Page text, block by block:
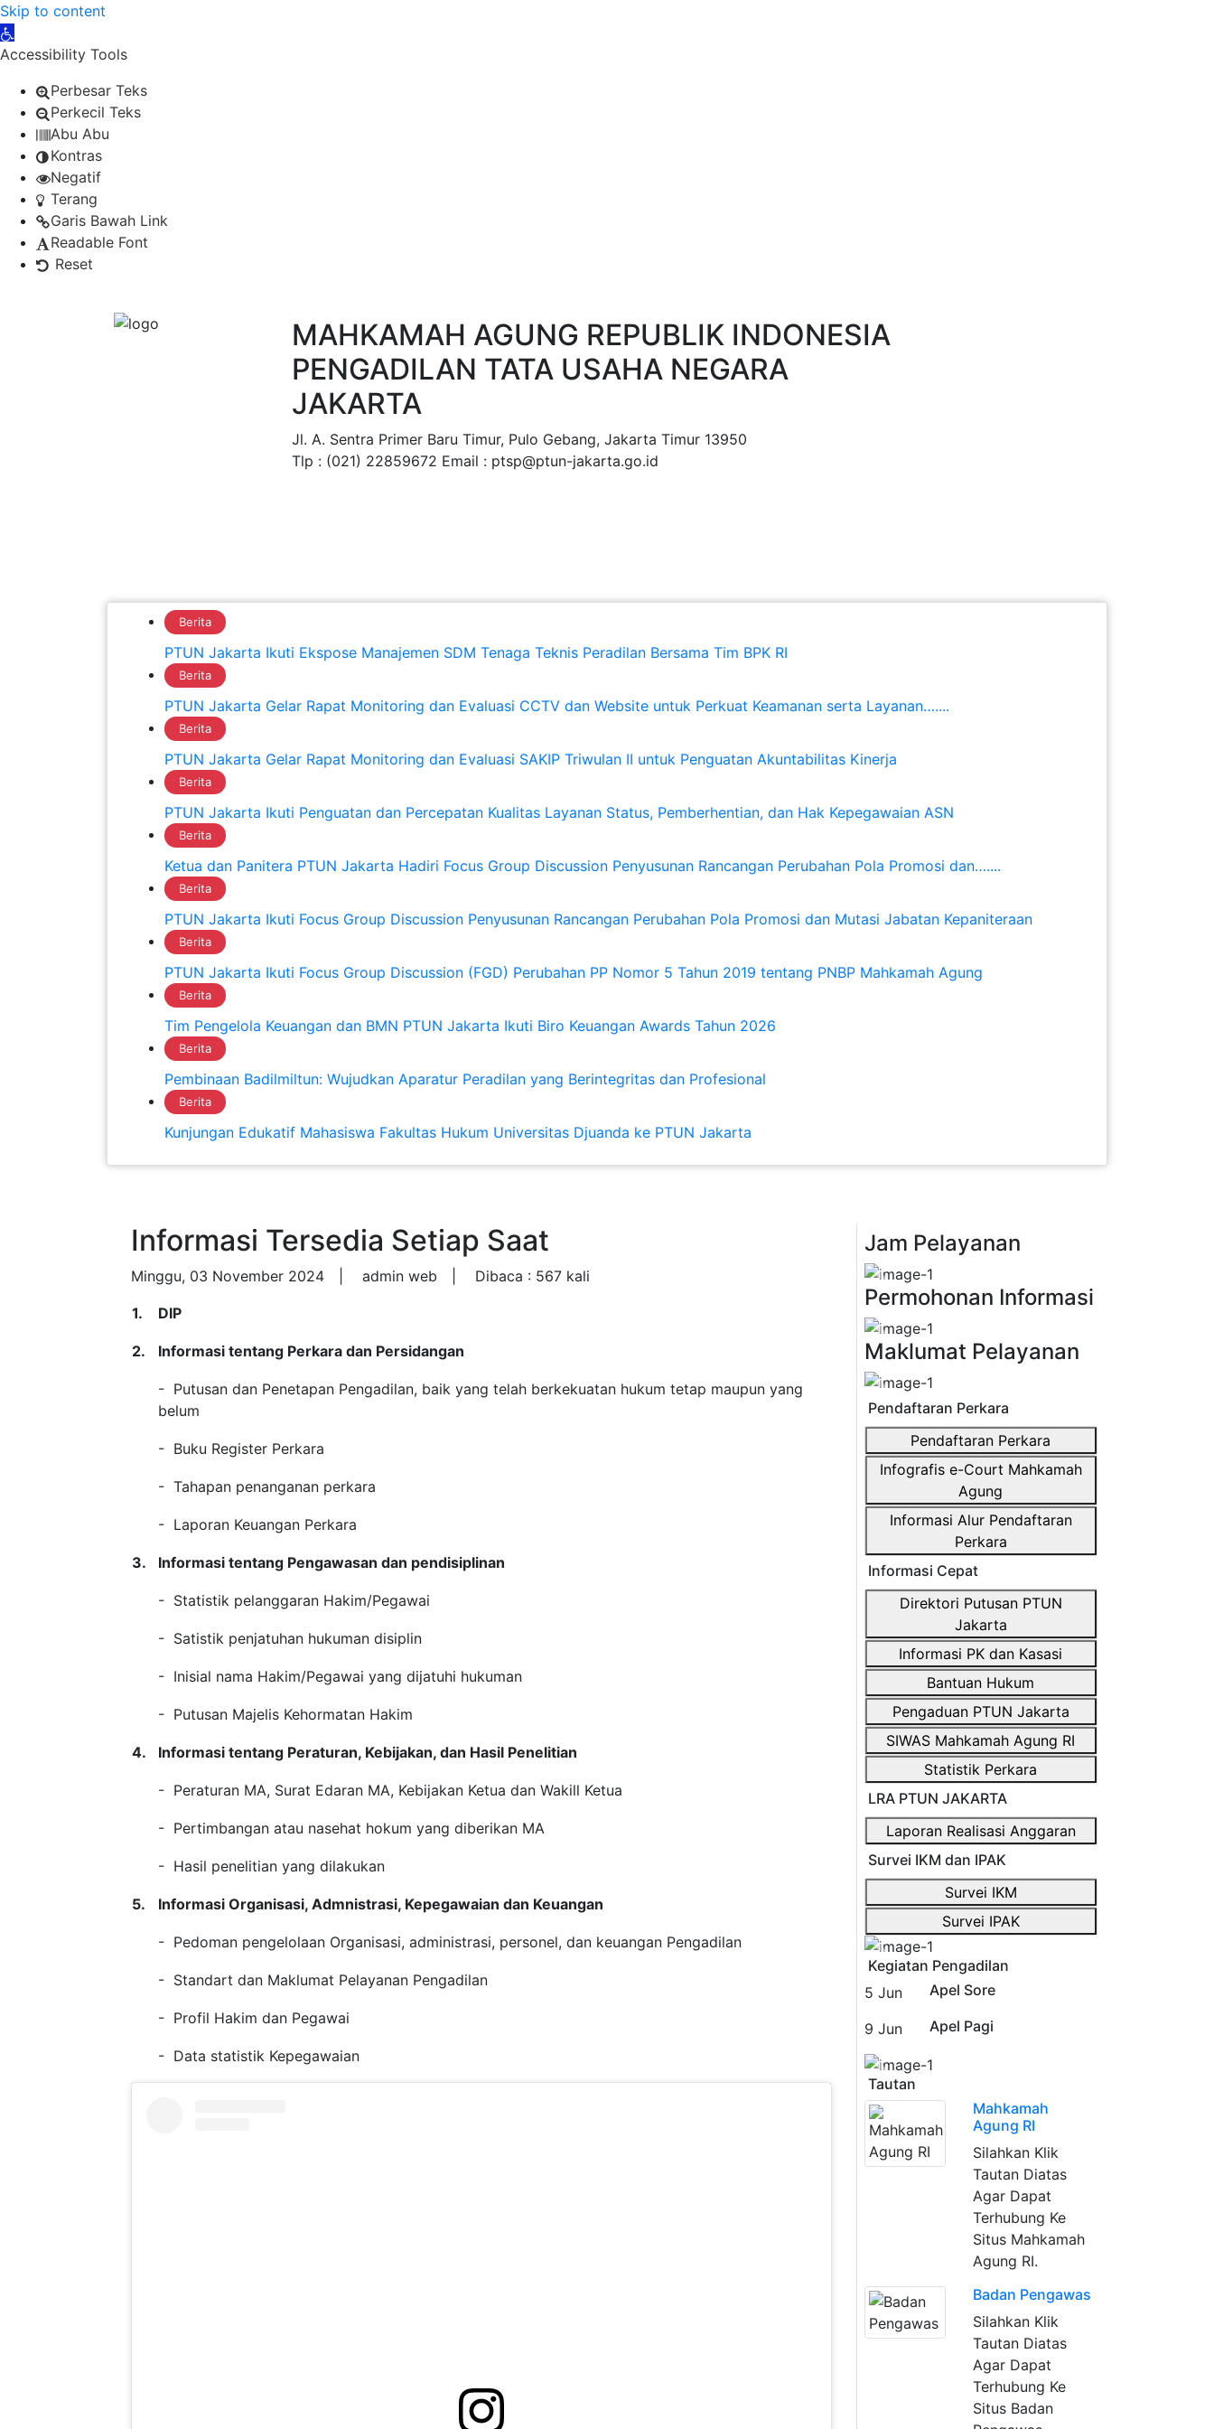
Skip to content
Open toolbar
Accessibility Tools
Perbesar Teks
Perkecil Teks
Abu Abu
Kontras
Negatif
Terang
Garis Bawah Link
Readable Font
Reset
MAHKAMAH AGUNG REPUBLIK INDONESIA
PENGADILAN TATA USAHA NEGARA
JAKARTA
Jl. A. Sentra Primer Baru Timur, Pulo Gebang, Jakarta Timur 13950
Tlp : (021) 22859672 Email : ptsp@ptun-jakarta.go.id
Berita
PTUN Jakarta Ikuti Ekspose Manajemen SDM Tenaga Teknis Peradilan Bersama Tim BPK RI
Berita
PTUN Jakarta Gelar Rapat Monitoring dan Evaluasi CCTV dan Website untuk Perkuat Keamanan serta Layanan…....
Berita
PTUN Jakarta Gelar Rapat Monitoring dan Evaluasi SAKIP Triwulan II untuk Penguatan Akuntabilitas Kinerja
Berita
PTUN Jakarta Ikuti Penguatan dan Percepatan Kualitas Layanan Status, Pemberhentian, dan Hak Kepegawaian ASN
Berita
Ketua dan Panitera PTUN Jakarta Hadiri Focus Group Discussion Penyusunan Rancangan Perubahan Pola Promosi dan…....
Berita
PTUN Jakarta Ikuti Focus Group Discussion Penyusunan Rancangan Perubahan Pola Promosi dan Mutasi Jabatan Kepaniteraan
Berita
PTUN Jakarta Ikuti Focus Group Discussion (FGD) Perubahan PP Nomor 5 Tahun 2019 tentang PNBP Mahkamah Agung
Berita
Tim Pengelola Keuangan dan BMN PTUN Jakarta Ikuti Biro Keuangan Awards Tahun 2026
Berita
Pembinaan Badilmiltun: Wujudkan Aparatur Peradilan yang Berintegritas dan Profesional
Berita
Kunjungan Edukatif Mahasiswa Fakultas Hukum Universitas Djuanda ke PTUN Jakarta
Informasi Tersedia Setiap Saat
Minggu, 03 November 2024 | admin web | Dibaca : 567 kali
1. DIP
2. Informasi tentang Perkara dan Persidangan
- Putusan dan Penetapan Pengadilan, baik yang telah berkekuatan hukum tetap maupun yang
belum
- Buku Register Perkara
- Tahapan penanganan perkara
- Laporan Keuangan Perkara
3. Informasi tentang Pengawasan dan pendisiplinan
- Statistik pelanggaran Hakim/Pegawai
- Satistik penjatuhan hukuman disiplin
- Inisial nama Hakim/Pegawai yang dijatuhi hukuman
- Putusan Majelis Kehormatan Hakim
4. Informasi tentang Peraturan, Kebijakan, dan Hasil Penelitian
- Peraturan MA, Surat Edaran MA, Kebijakan Ketua dan Wakill Ketua
- Pertimbangan atau nasehat hokum yang diberikan MA
- Hasil penelitian yang dilakukan
5. Informasi Organisasi, Admnistrasi, Kepegawaian dan Keuangan
- Pedoman pengelolaan Organisasi, administrasi, personel, dan keuangan Pengadilan
- Standart dan Maklumat Pelayanan Pengadilan
- Profil Hakim dan Pegawai
- Data statistik Kepegawaian
Jam Pelayanan
Previous
Permohonan Informasi
Previous
Maklumat Pelayanan
Previous
Pendaftaran Perkara
Pendaftaran Perkara
Infografis e-Court Mahkamah
Agung
Informasi Alur Pendaftaran
Perkara
Informasi Cepat
Direktori Putusan PTUN
Jakarta
Informasi PK dan Kasasi
Bantuan Hukum
Pengaduan PTUN Jakarta
SIWAS Mahkamah Agung RI
Statistik Perkara
LRA PTUN JAKARTA
Laporan Realisasi Anggaran
Survei IKM dan IPAK
Survei IKM
Survei IPAK
Previous
Kegiatan Pengadilan
5 Jun Apel Sore
9 Jun Apel Pagi
Previous
Tautan
Mahkamah
Agung RI
Silahkan Klik
Tautan Diatas
Agar Dapat
Terhubung Ke
Situs Mahkamah
Agung RI.
Badan Pengawas
Silahkan Klik
Tautan Diatas
Agar Dapat
Terhubung Ke
Situs Badan